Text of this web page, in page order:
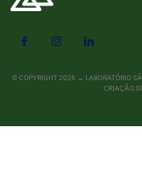
© COPYRIGHT2026 → LABORATÓRIO
CRIAÇÃO